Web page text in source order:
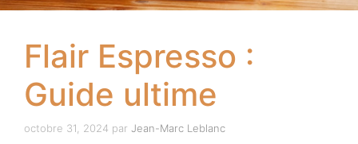
Flair Espresso :
Guide ultime
octobre 31, 2024 par Jean-Marc Leblanc